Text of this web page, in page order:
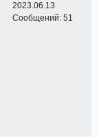
2023.06.13
Сообщений: 51